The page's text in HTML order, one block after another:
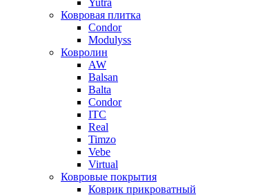
Ковровая плитка
Condor
Modulyss
Ковролин
AW
Balsan
Balta
Condor
ITC
Real
Timzo
Vebe
Virtual
Ковровые покрытия
Коврик прикроватный